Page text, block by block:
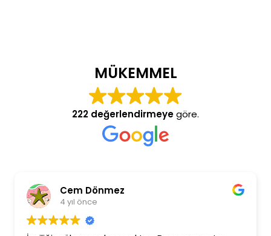
MÜKEMMEL
222 değerlendirmeyegöre.
Cem Dönmez
4 yıl önce